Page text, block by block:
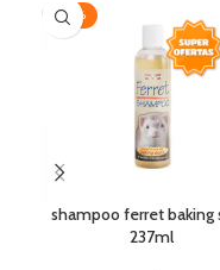
-40%
shampoo ferret baking
237ml